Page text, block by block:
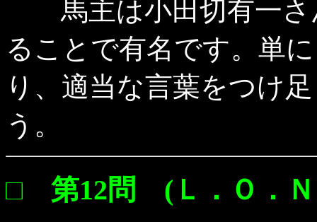
馬主は小田切有一さ
ることで有名です。単
り、適当な言葉をつけ
う。
□ 第12問 (Ｌ．Ｏ．Ｎ